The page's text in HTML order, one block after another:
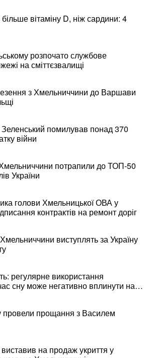
вітаміну D, ніж сардини: 4
розпочато службове
на сміттєзвалищі
з Хмельниччини до Варшави
помилував понад 370
війни
потрапили до ТОП-50
України
голови Хмельницької ОВА у
контрактів на ремонт доріг
виступлять за Україну
регулярне використання
сну може негативно вплинути на
прощання з Василем
на продаж укриття у